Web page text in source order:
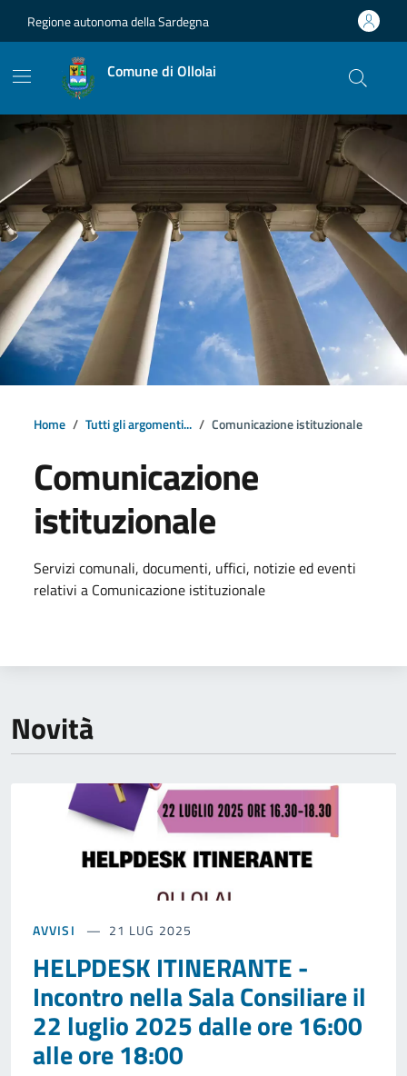
Regione autonoma della Sardegna
Comune di Ollolai
Home Tutti gli argomenti... Comunicazione istituzionale
Comunicazione
istituzionale
Dettagli della notizia
Servizi comunali, documenti, uffici, notizie ed eventi
relativi a Comunicazione istituzionale
Novità
AVVISI 21 LUG 2025
HELPDESK ITINERANTE -
Incontro nella Sala Consiliare il
22 luglio 2025 dalle ore 16:00
alle ore 18:00